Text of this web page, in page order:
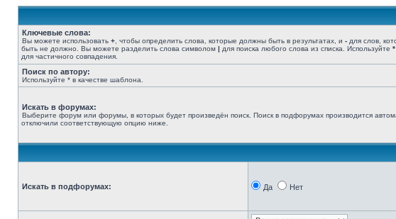
Ключевые слова:
Вы можете использовать + , чтобы определить слова, которые должны быть в результатах, и - для слов,
быть не должно. Вы можете разделить слова символом | для поиска любого слова из списка. Используйте *
для частичного совпадения.
Поиск по автору:
Используйте * в качестве шаблона.
Искать в форумах:
Выберите форум или форумы, в которых будет произведён поиск. Поиск в подфорумах производится
отключили соответствующую опцию ниже.
Искать в подфорумах: Да Нет